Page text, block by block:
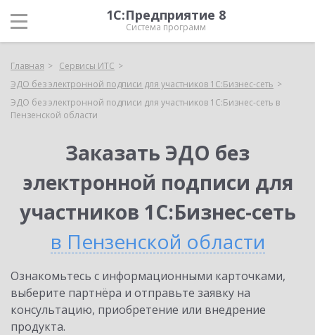
1С:Предприятие 8
Система программ
Главная
Сервисы ИТС
ЭДО без электронной подписи для участников 1С:Бизнес-сеть
ЭДО без электронной подписи для участников 1С:Бизнес-сеть в
Пензенской области
Заказать ЭДО без
электронной подписи для
участников 1С:Бизнес-сеть
в Пензенской области
Ознакомьтесь с информационными карточками,
выберите партнёра и отправьте заявку на
консультацию, приобретение или внедрение
продукта.